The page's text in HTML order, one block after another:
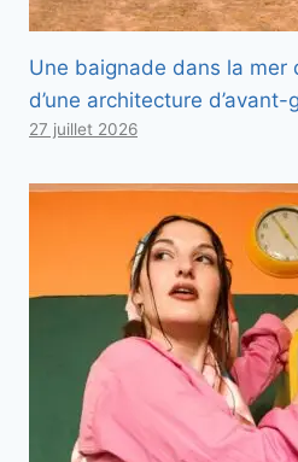
Une baignade dans la mer
d’une architecture d’avant-
27 juillet 2026